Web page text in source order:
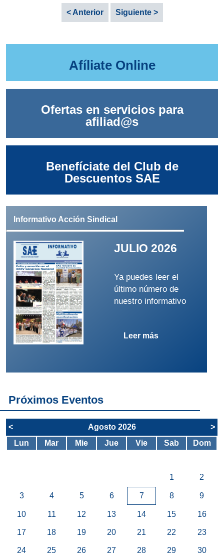
< Anterior Siguiente >
Afíliate Online
Ofertas en servicios para
afiliad@s
Benefíciate del Club de
Descuentos SAE
Informativo Acción Sindical
JULIO 2026
Ya puedes leer el
último número de
nuestro informativo
Leer más
Próximos Eventos
< Agosto 2026
>
Lun
Mar Mie Jue Vie Sab Dom
1 2
3 4 5 6 7 8 9
10 11 12 13 14 15 16
17 18 19 20 21 22 23
24 25 26 27 28 29 30